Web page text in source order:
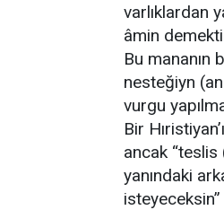
varlıklardan
âmin
Bu mananın
nesteğiyn
vurgu
Bir
ancak “teslis
yanındaki